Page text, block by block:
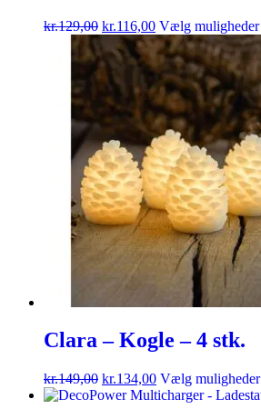
kr.129,00 kr.116,00 Vælg muligheder
Clara – Kogle – 4 stk.
kr.149,00 kr.134,00 Vælg muligheder